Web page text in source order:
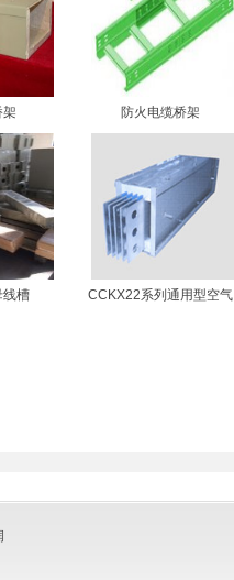
架 防火电缆桥架
线槽
CCKX22系列通用型空气